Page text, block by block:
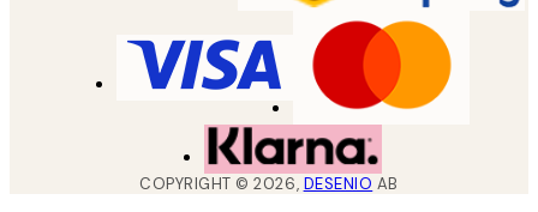
COPYRIGHT ©2026, DESENIO AB